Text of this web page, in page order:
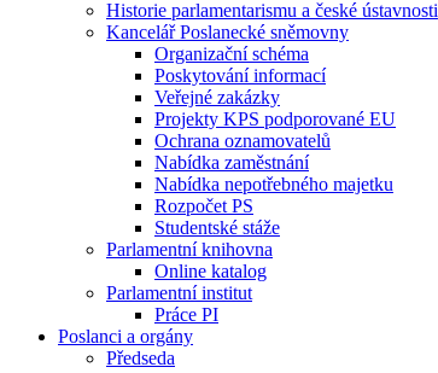
Historie parlamentarismu a české ústavnosti
Kancelář Poslanecké sněmovny
Organizační schéma
Poskytování informací
Veřejné zakázky
Projekty KPS podporované EU
Ochrana oznamovatelů
Nabídka zaměstnání
Nabídka nepotřebného majetku
Rozpočet PS
Studentské stáže
Parlamentní knihovna
Online katalog
Parlamentní institut
Práce PI
Poslanci a orgány
Předseda